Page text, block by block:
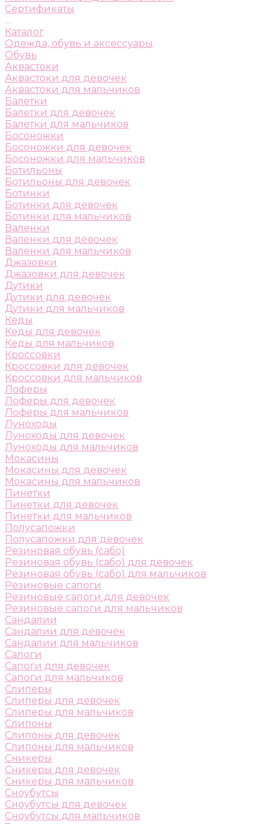
Сертификаты
...
Каталог
Одежда, обувь и аксессуары
Обувь
Аквастоки
Аквастоки для девочек
Аквастоки для мальчиков
Балетки
Балетки для девочек
Балетки для мальчиков
Босоножки
Босоножки для девочек
Босоножки для мальчиков
Ботильоны
Ботильоны для девочек
Ботинки
Ботинки для девочек
Ботинки для мальчиков
Валенки
Валенки для девочек
Валенки для мальчиков
Джазовки
Джазовки для девочек
Дутики
Дутики для девочек
Дутики для мальчиков
Кеды
Кеды для девочек
Кеды для мальчиков
Кроссовки
Кроссовки для девочек
Кроссовки для мальчиков
Лоферы
Лоферы для девочек
Лоферы для мальчиков
Луноходы
Луноходы для девочек
Луноходы для мальчиков
Мокасины
Мокасины для девочек
Мокасины для мальчиков
Пинетки
Пинетки для девочек
Пинетки для мальчиков
Полусапожки
Полусапожки для девочек
Резиновая обувь (сабо)
Резиновая обувь (сабо) для девочек
Резиновая обувь (сабо) для мальчиков
Резиновые сапоги
Резиновые сапоги для девочек
Резиновые сапоги для мальчиков
Сандалии
Сандалии для девочек
Сандалии для мальчиков
Сапоги
Сапоги для девочек
Сапоги для мальчиков
Слиперы
Слиперы для девочек
Слиперы для мальчиков
Слипоны
Слипоны для девочек
Слипоны для мальчиков
Сникеры
Сникеры для девочек
Сникеры для мальчиков
Сноубутсы
Сноубутсы для девочек
Сноубутсы для мальчиков